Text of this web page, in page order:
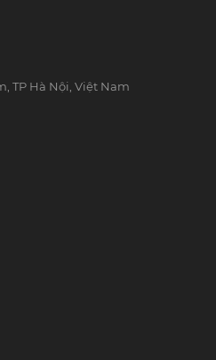
TP Hà Nội, Việt Nam